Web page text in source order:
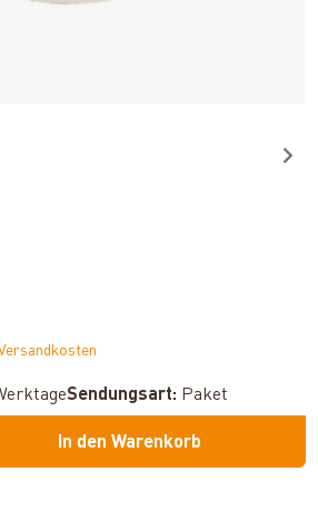
Sendungsart: Paket
In den Warenkorb